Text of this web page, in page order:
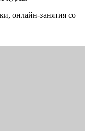
онлайн-занятия со